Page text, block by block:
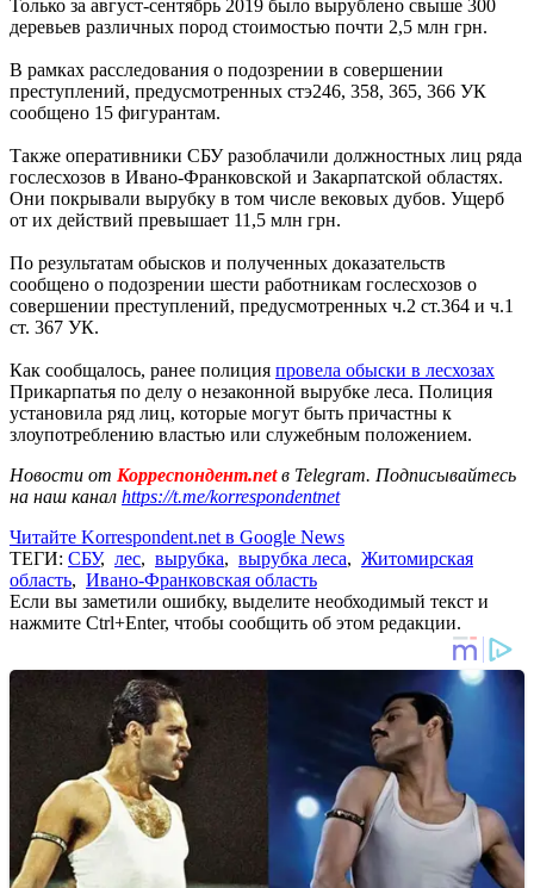
Только за август-сентябрь 2019 было вырублено свыше 300
деревьев различных пород стоимостью почти 2,5 млн грн.
В рамках расследования о подозрении в совершении
преступлений, предусмотренных стэ246, 358, 365, 366 УК
сообщено 15 фигурантам.
Также оперативники СБУ разоблачили должностных лиц ряда
гослесхозов в Ивано-Франковской и Закарпатской областях.
Они покрывали вырубку в том числе вековых дубов. Ущерб
от их действий превышает 11,5 млн грн.
По результатам обысков и полученных доказательств
сообщено о подозрении шести работникам гослесхозов о
совершении преступлений, предусмотренных ч.2 ст.364 и ч.1
ст. 367 УК.
Как сообщалось, ранее полиция провела обыски в лесхозах
Прикарпатья по делу о незаконной вырубке леса. Полиция
установила ряд лиц, которые могут быть причастны к
злоупотреблению властью или служебным положением.
Новости от Корреспондент.netв Telegram. Подписывайтесь
на наш канал https://t.me/korrespondentnet
Читайте Korrespondent.net в Google News
ТЕГИ: СБУ, лес, вырубка, вырубка леса, Житомирская
область, Ивано-Франковская область
Если вы заметили ошибку, выделите необходимый текст и
нажмите Ctrl+Enter, чтобы сообщить об этом редакции.